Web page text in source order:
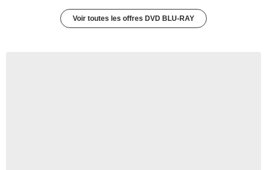
Voir toutes les offres DVD BLU-RAY